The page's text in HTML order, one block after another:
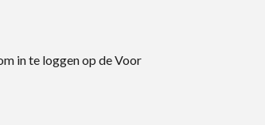
in te loggen op de Voor